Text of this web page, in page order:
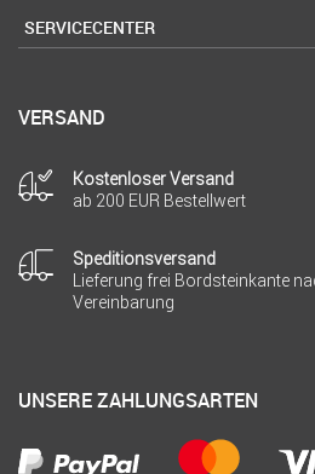
SERVICECENTER
VERSAND
Kostenloser Versand
ab 200 EUR Bestellwert
Speditionsversand
Lieferung frei Bordsteinkante
Vereinbarung
UNSERE ZAHLUNGSARTEN